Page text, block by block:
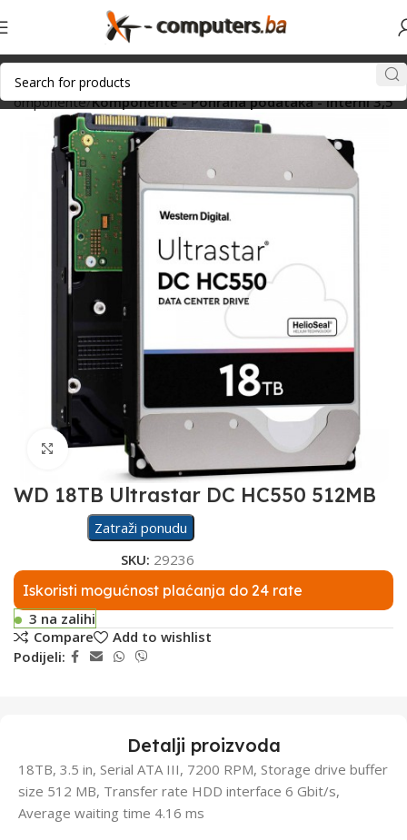
Komponente Komponente - Pohrana podataka - Interni 3,5
Click to enlarge
WD 18TB Ultrastar DC HC550 512MB
Zatraži ponudu
SKU: 29236
Iskoristi mogućnost plaćanja do 24 rate
3 na zalihi
Compare
Add to wishlist
Podijeli:
Detalji proizvoda
18TB, 3.5 in, Serial ATA III, 7200 RPM, Storage drive buffer
size 512 MB, Transfer rate HDD interface 6 Gbit/s,
Average waiting time 4.16 ms